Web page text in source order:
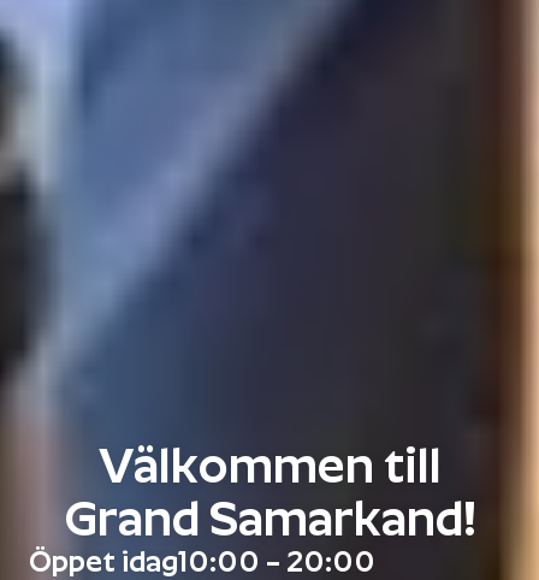
Välkommen till
Grand Samarkand!
Öppet idag10:00 – 20:00